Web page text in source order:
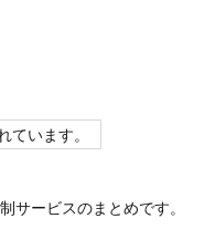
ています。
サービスのまとめです。